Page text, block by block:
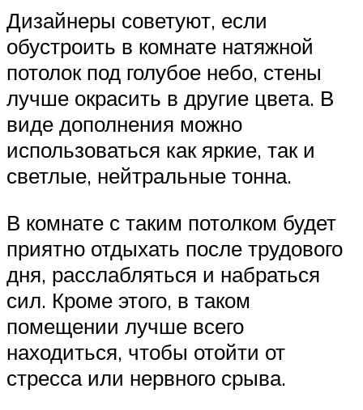
Дизайнеры советуют, если
обустроить в комнате натяжной
потолок под голубое небо, стены
лучше окрасить в другие цвета. В
виде дополнения можно
использоваться как яркие, так и
светлые, нейтральные тонна.
В комнате с таким потолком будет
приятно отдыхать после трудового
дня, расслабляться и набраться
сил. Кроме этого, в таком
помещении лучше всего
находиться, чтобы отойти от
стресса или нервного срыва.